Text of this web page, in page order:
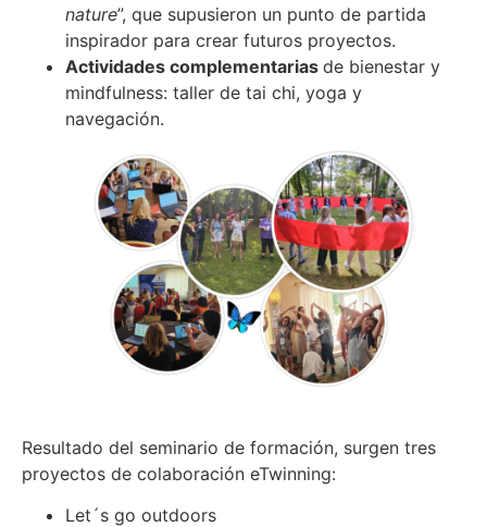
nature”, que supusieron un punto de partida
inspirador para crear futuros proyectos.
Actividades complementarias de bienestar y
mindfulness: taller de tai chi, yoga y
navegación.
Resultado del seminario de formación, surgen tres
proyectos de colaboración eTwinning:
Let´s go outdoors